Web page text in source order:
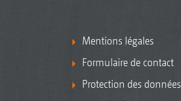
Mentions légales
Formulaire de contact
Protection des données